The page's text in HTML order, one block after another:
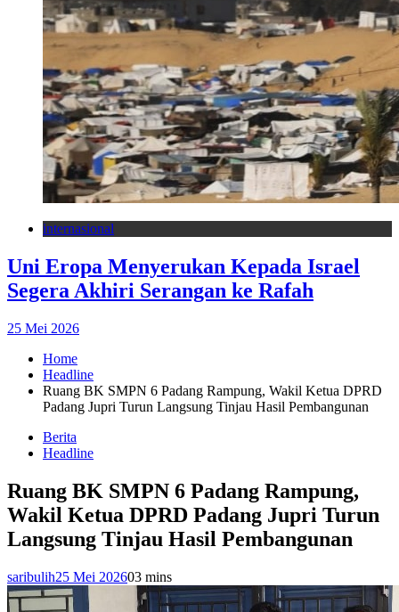
internasional
Uni Eropa Menyerukan Kepada Israel
Segera Akhiri Serangan ke Rafah
25 Mei 2026
Home
Headline
Ruang BK SMPN 6 Padang Rampung, Wakil Ketua DPRD
Padang Jupri Turun Langsung Tinjau Hasil Pembangunan
Berita
Headline
Ruang BK SMPN 6 Padang Rampung,
Wakil Ketua DPRD Padang Jupri Turun
Langsung Tinjau Hasil Pembangunan
saribulih25 Mei 202603 mins